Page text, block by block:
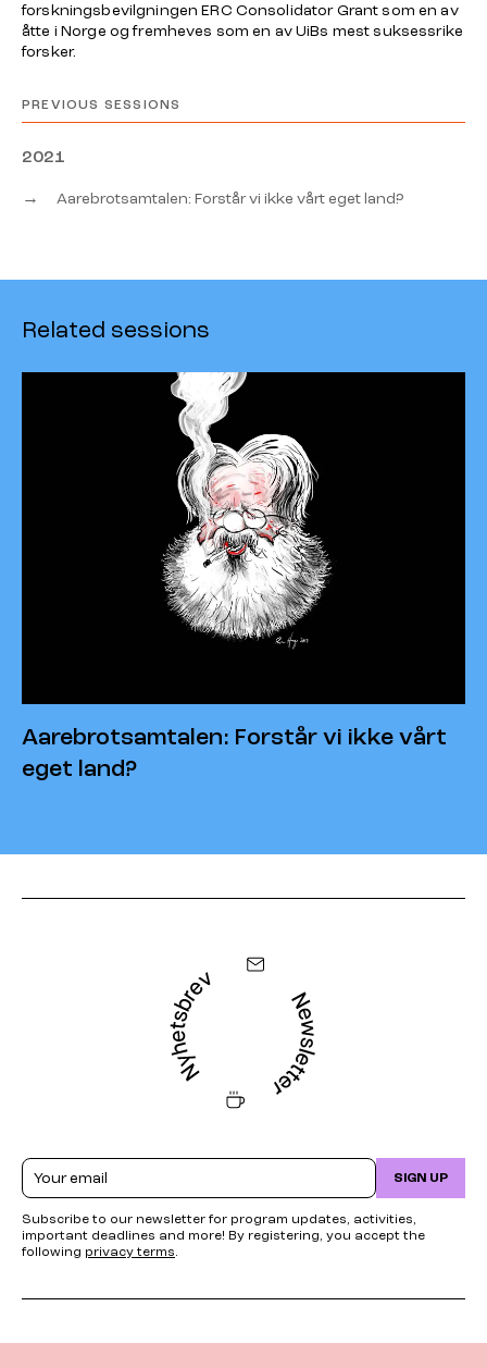
forskningsbevilgningen ERC Consolidator Grant som en av
åtte i Norge og fremheves som en av UiBs mest suksessrike
forsker.
PREVIOUS SESSIONS
2021
→ Aarebrotsamtalen: Forstår vi ikke vårt eget land?
Related sessions
Aarebrotsamtalen: Forstår vi ikke vårt
eget land?
Email SIGN UP
Subscribe to our newsletter for program updates, activities,
important deadlines and more! By registering, you accept the
following privacy terms.